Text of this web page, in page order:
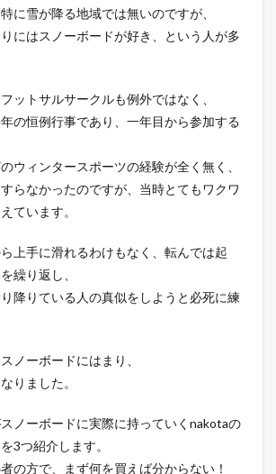
に雪が降る地域では無いのですが、
にはスノーボードが好き、という人が多
ットサルサークルも例外ではなく、
の恒例行事であり、一年目から参加する
ウィンタースポーツの経験が全く無く、
らなかったのですが、当時とてもワクワ
ています。
上手に滑れるわけもなく、転んでは起
繰り返し、
降りている人の真似をしようと必死に練
ノーボードにはまり、
りました。
ノーボードに実際に持っていくnakotaの
3つ紹介します。
の方で、まず何を買えば分からない！